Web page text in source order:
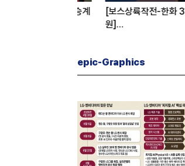
[보스상륙작전-한화 3형제 ②
epic-Graphics